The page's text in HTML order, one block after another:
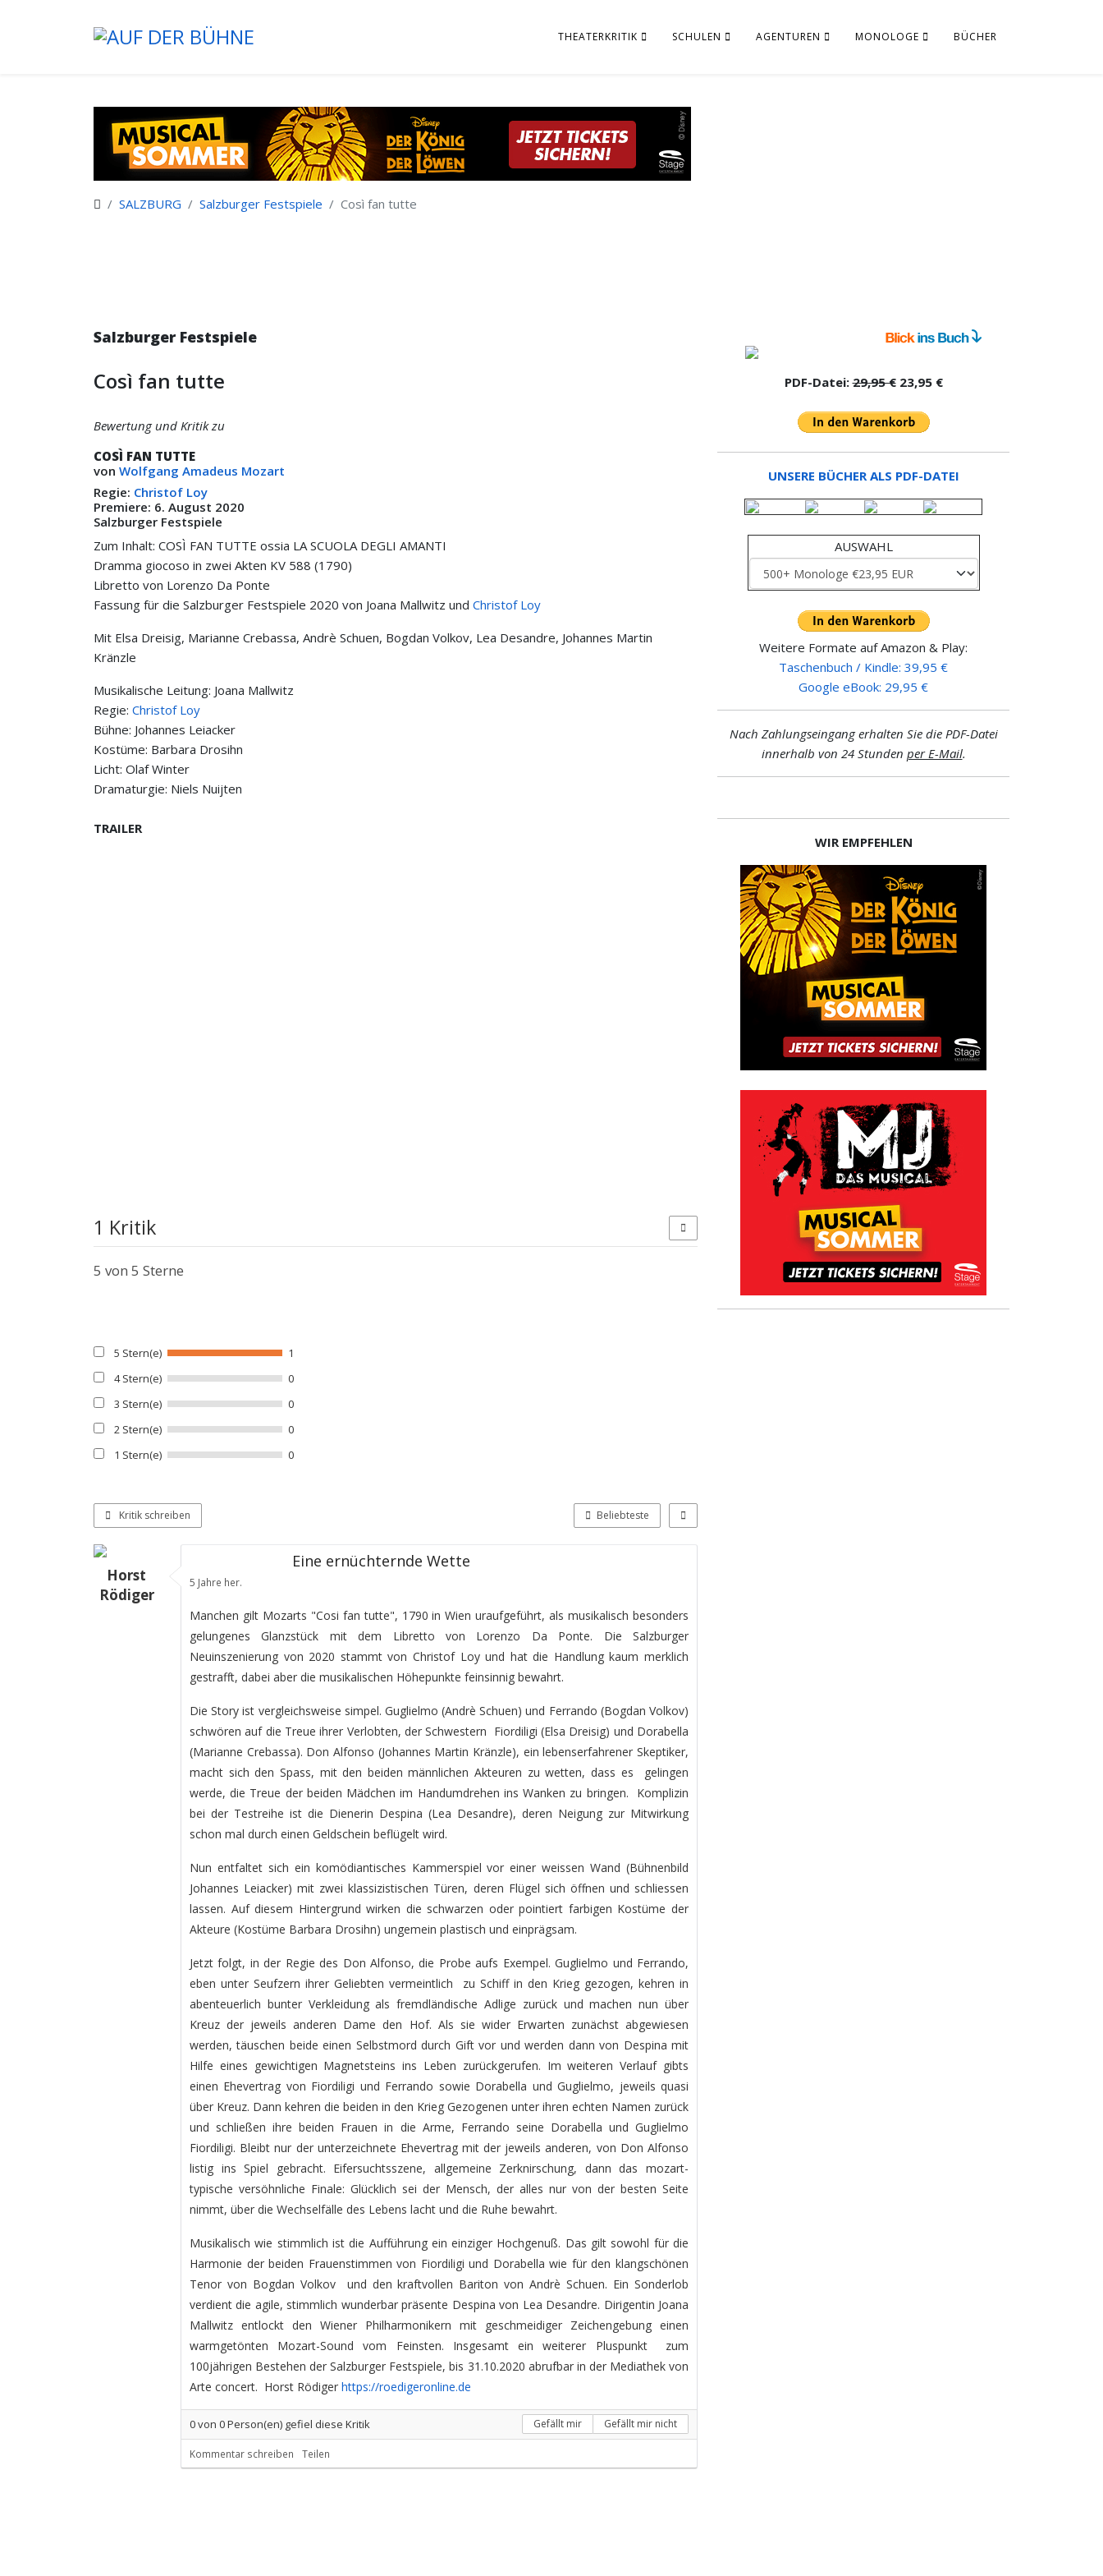
THEATERKRITIK SCHULEN AGENTUREN MONOLOGE BÜCHER
SALZBURG Salzburger Festspiele Così fan tutte
Salzburger Festspiele
Così fan tutte
Bewertung und Kritik zu
COSÌ FAN TUTTE
von Wolfgang Amadeus Mozart
Regie: Christof Loy
Premiere: 6. August 2020
Salzburger Festspiele
Zum Inhalt: COSÌ FAN TUTTE ossia LA SCUOLA DEGLI AMANTI
Dramma giocoso in zwei Akten KV 588 (1790)
Libretto von Lorenzo Da Ponte
Fassung für die Salzburger Festspiele 2020 von Joana Mallwitz und Christof Loy
Mit Elsa Dreisig, Marianne Crebassa, Andrè Schuen, Bogdan Volkov, Lea Desandre, Johannes Martin
Kränzle
Musikalische Leitung: Joana Mallwitz
Regie: Christof Loy
Bühne: Johannes Leiacker
Kostüme: Barbara Drosihn
Licht: Olaf Winter
Dramaturgie: Niels Nuijten
TRAILER
1 Kritik
5 von 5 Sterne
5 Stern(e)
1
4 Stern(e)
0
3 Stern(e)
0
2 Stern(e)
0
1 Stern(e)
0
Kritik schreiben Beliebteste
Horst
Rödiger
Eine ernüchternde Wette
5 Jahre her.
Manchen gilt Mozarts "Cosi fan tutte", 1790 in Wien uraufgeführt, als musikalisch besonders
gelungenes Glanzstück mit dem Libretto von Lorenzo Da Ponte. Die Salzburger
Neuinszenierung von 2020 stammt von Christof Loy und hat die Handlung kaum merklich
gestrafft, dabei aber die musikalischen Höhepunkte feinsinnig bewahrt.
Die Story ist vergleichsweise simpel. Guglielmo (Andrè Schuen) und Ferrando (Bogdan Volkov)
schwören auf die Treue ihrer Verlobten, der Schwestern Fiordiligi (Elsa Dreisig) und Dorabella
(Marianne Crebassa). Don Alfonso (Johannes Martin Kränzle), ein lebenserfahrener Skeptiker,
macht sich den Spass, mit den beiden männlichen Akteuren zu wetten, dass es gelingen
werde, die Treue der beiden Mädchen im Handumdrehen ins Wanken zu bringen. Komplizin
bei der Testreihe ist die Dienerin Despina (Lea Desandre), deren Neigung zur Mitwirkung
schon mal durch einen Geldschein beflügelt wird.
Nun entfaltet sich ein komödiantisches Kammerspiel vor einer weissen Wand (Bühnenbild
Johannes Leiacker) mit zwei klassizistischen Türen, deren Flügel sich öffnen und schliessen
lassen. Auf diesem Hintergrund wirken die schwarzen oder pointiert farbigen Kostüme der
Akteure (Kostüme Barbara Drosihn) ungemein plastisch und einprägsam.
Jetzt folgt, in der Regie des Don Alfonso, die Probe aufs Exempel. Guglielmo und Ferrando,
eben unter Seufzern ihrer Geliebten vermeintlich zu Schiff in den Krieg gezogen, kehren in
abenteuerlich bunter Verkleidung als fremdländische Adlige zurück und machen nun über
Kreuz der jeweils anderen Dame den Hof. Als sie wider Erwarten zunächst abgewiesen
werden, täuschen beide einen Selbstmord durch Gift vor und werden dann von Despina mit
Hilfe eines gewichtigen Magnetsteins ins Leben zurückgerufen. Im weiteren Verlauf gibts
einen Ehevertrag von Fiordiligi und Ferrando sowie Dorabella und Guglielmo, jeweils quasi
über Kreuz. Dann kehren die beiden in den Krieg Gezogenen unter ihren echten Namen zurück
und schließen ihre beiden Frauen in die Arme, Ferrando seine Dorabella und Guglielmo
Fiordiligi. Bleibt nur der unterzeichnete Ehevertrag mit der jeweils anderen, von Don Alfonso
listig ins Spiel gebracht. Eifersuchtsszene, allgemeine Zerknirschung, dann das mozart-
typische versöhnliche Finale: Glücklich sei der Mensch, der alles nur von der besten Seite
nimmt, über die Wechselfälle des Lebens lacht und die Ruhe bewahrt.
Musikalisch wie stimmlich ist die Aufführung ein einziger Hochgenuß. Das gilt sowohl für die
Harmonie der beiden Frauenstimmen von Fiordiligi und Dorabella wie für den klangschönen
Tenor von Bogdan Volkov und den kraftvollen Bariton von Andrè Schuen. Ein Sonderlob
verdient die agile, stimmlich wunderbar präsente Despina von Lea Desandre. Dirigentin Joana
Mallwitz entlockt den Wiener Philharmonikern mit geschmeidiger Zeichengebung einen
warmgetönten Mozart-Sound vom Feinsten. Insgesamt ein weiterer Pluspunkt zum
100jährigen Bestehen der Salzburger Festspiele, bis 31.10.2020 abrufbar in der Mediathek von
Arte concert. Horst Rödiger https://roedigeronline.de
0von 0Person(en) gefiel diese Kritik Gefällt mir Gefällt mir nicht
Kommentar schreiben Teilen
PDF-Datei:29,95 €23,95 €
UNSERE BÜCHER ALS PDF-DATEI
AUSWAHL
Weitere Formate auf Amazon & Play:
Taschenbuch / Kindle: 39,95 €
Google eBook: 29,95 €
Nach Zahlungseingang erhalten Sie die PDF-Datei
innerhalb von 24 Stunden per E-Mail.
WIR EMPFEHLEN